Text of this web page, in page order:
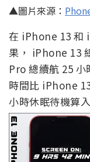
▲圖片來源：
在 iPhone 13 和
果， iPhone 13
Pro 總續航 25
時間比 iPhone
小時休眠待機算